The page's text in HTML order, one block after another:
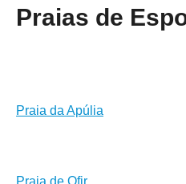
Praias de
Praia da Apúlia
Praia de Ofir